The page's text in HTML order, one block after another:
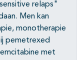
relaps"
Men kan
monotherapie
pemetrexed
met